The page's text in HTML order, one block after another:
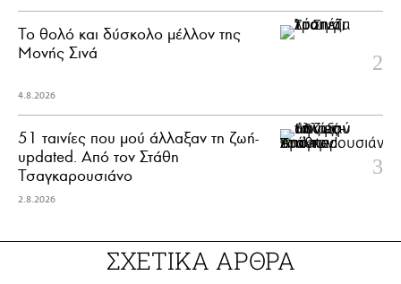
Το θολό και δύσκολο μέλλον της
Μονής Σινά
4.8.2026
51 ταινίες που μού άλλαξαν τη ζωή-
updated. Aπό τον Στάθη
Τσαγκαρουσιάνο
2.8.2026
ΣΧΕΤΙΚΑ ΑΡΘΡΑ